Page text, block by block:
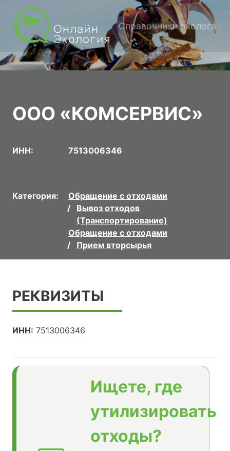
Справочники эколога
ООО «КОМСЕРВИС»
ИНН: 7513006346
Категория:
Обращение с отходами
Вывоз отходов
(Транспортирование)
Обращение с отходами
Прием вторсырья
РЕКВИЗИТЫ
ИНН: 7513006346
Ищете, где
утилизировать
отходы?